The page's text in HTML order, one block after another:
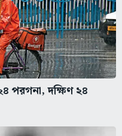
পরগনা, দক্ষিণ ২৪